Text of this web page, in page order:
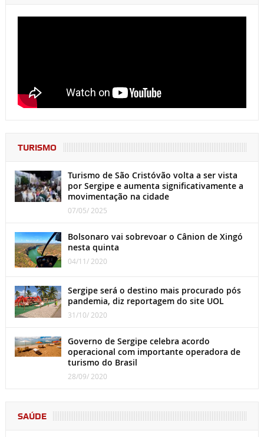
TURISMO
Turismo de São Cristóvão volta a ser vista
por Sergipe e aumenta significativamente a
movimentação na cidade
07/05/ 2025
Bolsonaro vai sobrevoar o Cânion de Xingó
nesta quinta
04/11/ 2020
Sergipe será o destino mais procurado pós
pandemia, diz reportagem do site UOL
31/10/ 2020
Governo de Sergipe celebra acordo
operacional com importante operadora de
turismo do Brasil
28/09/ 2020
SAÚDE